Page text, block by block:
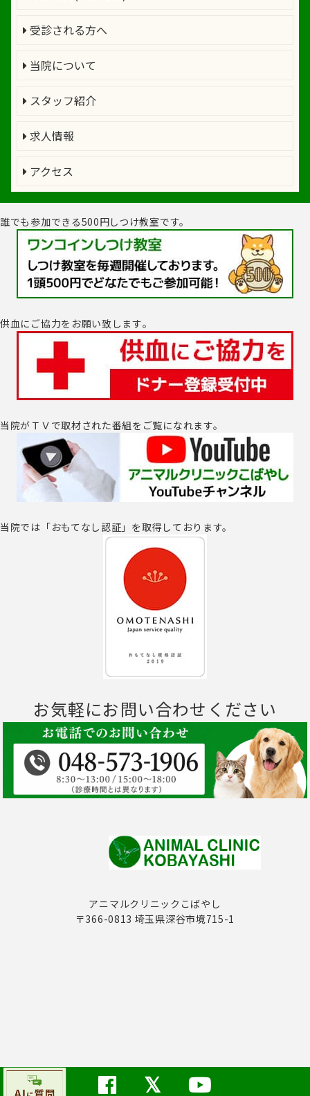
受診される方へ
当院について
スタッフ紹介
求人情報
アクセス
誰でも参加できる500円しつけ教室です。
供血にご協力をお願い致します｡
当院がＴＶで取材された番組をご覧になれます。
当院では「おもてなし認証」を取得しております。
お気軽にお問い合わせください
アニマルクリニックこばやし
〒366-0813 埼玉県深谷市境715-1